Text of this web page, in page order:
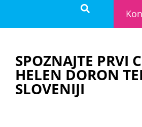
SPOZNAJTE PRVI
HELEN DORON
SLOVENIJI